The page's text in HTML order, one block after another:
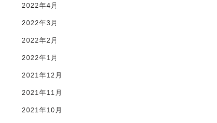
2022年4月
2022年3月
2022年2月
2022年1月
2021年12月
2021年11月
2021年10月